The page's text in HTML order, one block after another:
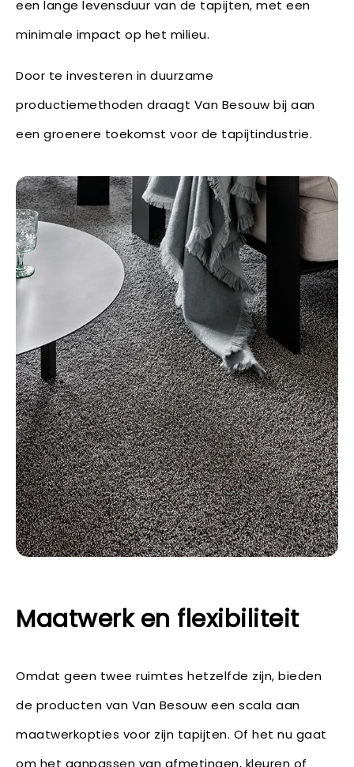
een lange levensduur van de tapijten, met een
minimale impact op het milieu.
Door te investeren in duurzame
productiemethoden draagt Van Besouw bij aan
een groenere toekomst voor de tapijtindustrie.
Maatwerk en flexibiliteit
Omdat geen twee ruimtes hetzelfde zijn, bieden
de producten van Van Besouw een scala aan
maatwerkopties voor zijn tapijten. Of het nu gaat